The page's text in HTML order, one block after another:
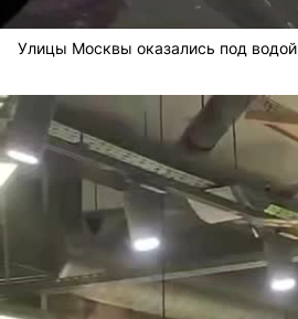
Улицы Москвы оказались под водой